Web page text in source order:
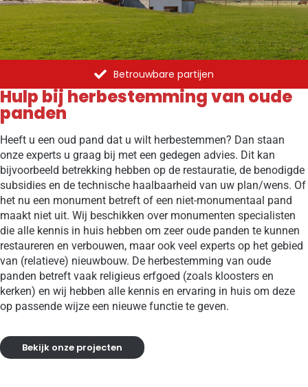
Betrouwbare partijen
Hulp bij herbestemming van oude
panden
Heeft u een oud pand dat u wilt herbestemmen? Dan staan
onze experts u graag bij met een gedegen advies. Dit kan
bijvoorbeeld betrekking hebben op de restauratie, de benodigde
subsidies en de technische haalbaarheid van uw plan/wens. Of
het nu een monument betreft of een niet-monumentaal pand
maakt niet uit. Wij beschikken over monumenten specialisten
die alle kennis in huis hebben om zeer oude panden te kunnen
restaureren en verbouwen, maar ook veel experts op het gebied
van (relatieve) nieuwbouw. De herbestemming van oude
panden betreft vaak religieus erfgoed (zoals kloosters en
kerken) en wij hebben alle kennis en ervaring in huis om deze
op passende wijze een nieuwe functie te geven.
Bekijk onze projecten